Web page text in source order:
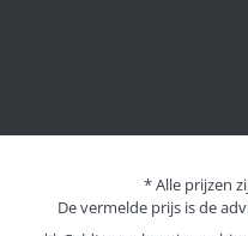
* Alle prijzen
De vermelde prijs is de